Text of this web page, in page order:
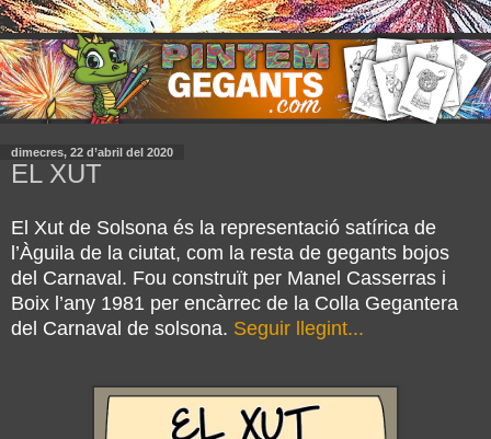
dimecres, 22 d’abril del 2020
EL XUT
El Xut de Solsona és la representació satírica de
l’Àguila de la ciutat, com la resta de gegants bojos
del Carnaval. Fou construït per Manel Casserras i
Boix l’any 1981 per encàrrec de la Colla Gegantera
del Carnaval de solsona. Seguir llegint...